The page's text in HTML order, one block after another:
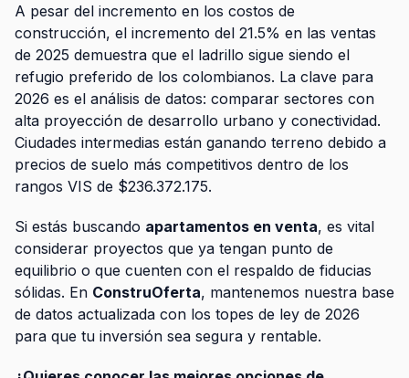
A pesar del incremento en los costos de
construcción, el incremento del 21.5% en las ventas
de 2025 demuestra que el ladrillo sigue siendo el
refugio preferido de los colombianos. La clave para
2026 es el análisis de datos: comparar sectores con
alta proyección de desarrollo urbano y conectividad.
Ciudades intermedias están ganando terreno debido a
precios de suelo más competitivos dentro de los
rangos VIS de $236.372.175.
Si estás buscando apartamentos en venta, es vital
considerar proyectos que ya tengan punto de
equilibrio o que cuenten con el respaldo de fiducias
sólidas. En ConstruOferta, mantenemos nuestra base
de datos actualizada con los topes de ley de 2026
para que tu inversión sea segura y rentable.